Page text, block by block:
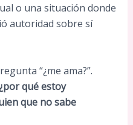
o una situación donde
autoridad sobre sí
“¿me ama?”.
qué estoy
que no sabe